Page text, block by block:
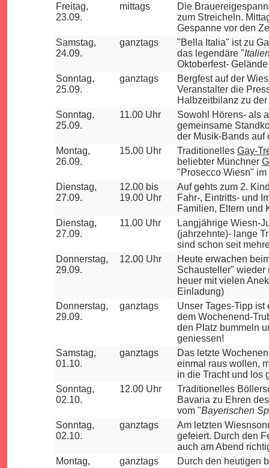
Freitag,
23.09.
mittags
Die
zum Streicheln.
Gespanne vor den
Samstag,
24.09.
ganztags
"Bella Italia" ist zu
das legendäre "
Oktoberfest-
Sonntag,
25.09.
ganztags
Bergfest auf der
Veranstalter die
Halbzeitbilanz zu
Sonntag,
25.09.
11.00 Uhr
Sowohl Hörens- als
gemeinsame
der Musik-Bands auf
Montag,
26.09.
15.00 Uhr Traditionelles Gay-
beliebter Münchner
"Prosecco Wiesn"
Dienstag,
27.09.
12.00 bis
19.00 Uhr
Auf gehts zum 2.
Fahr-, Eintritts- und
Familien, Eltern und
Dienstag,
27.09.
11.00 Uhr
Langjährige Wiesn-
(jahrzehnte)- lange
sind schon seit
Donnerstag,
29.09.
12.00 Uhr
Heute erwachen
Schausteller" wieder
heuer mit vielen
Einladung)
Donnerstag,
29.09.
ganztags
Unser Tages-Tipp
dem Wochenend-
den Platz bummeln
geniessen!
Samstag,
01.10.
ganztags
Das letzte
einmal raus wollen,
in die Tracht und los
Sonntag,
02.10.
12.00 Uhr
Traditionelles
Bavaria zu Ehren
vom "Bayerischen
Sonntag,
02.10.
ganztags
Am letzten
gefeiert. Durch den
auch am Abend
Montag,
ganztags
Durch den heutigen